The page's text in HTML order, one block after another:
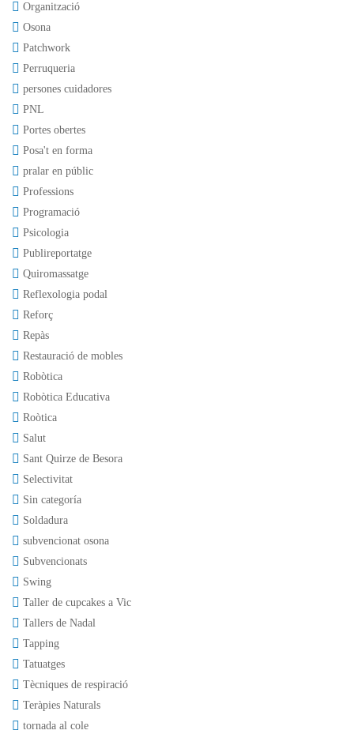
Organització
Osona
Patchwork
Perruqueria
persones cuidadores
PNL
Portes obertes
Posa't en forma
pralar en públic
Professions
Programació
Psicologia
Publireportatge
Quiromassatge
Reflexologia podal
Reforç
Repàs
Restauració de mobles
Robòtica
Robòtica Educativa
Roòtica
Salut
Sant Quirze de Besora
Selectivitat
Sin categoría
Soldadura
subvencionat osona
Subvencionats
Swing
Taller de cupcakes a Vic
Tallers de Nadal
Tapping
Tatuatges
Tècniques de respiració
Teràpies Naturals
tornada al cole